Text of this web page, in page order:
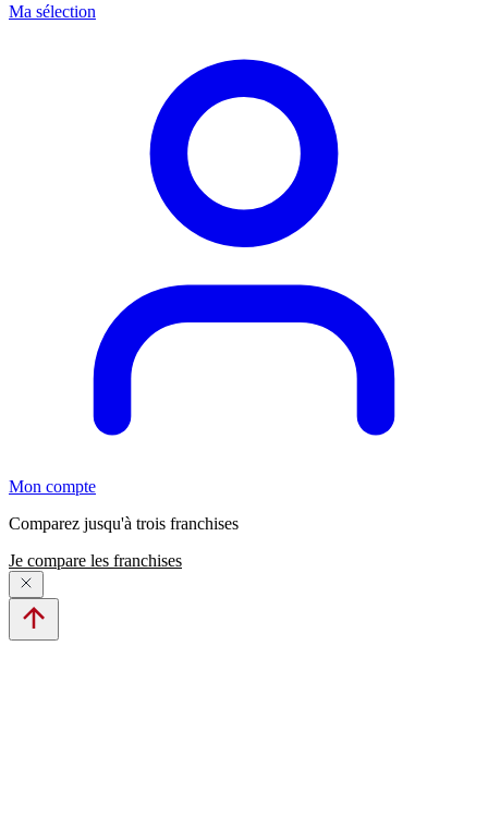
Ma sélection
Mon compte
Comparez jusqu'à trois franchises
Je compare les franchises